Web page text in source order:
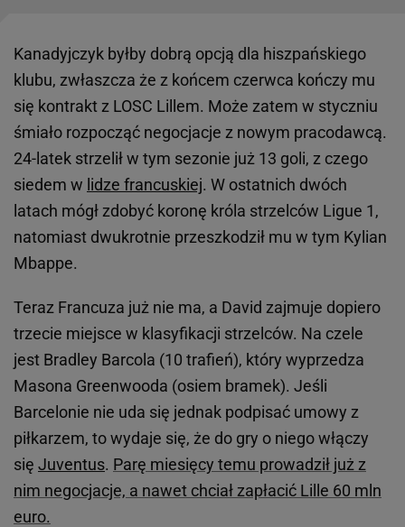
Kanadyjczyk byłby dobrą opcją dla hiszpańskiego
klubu, zwłaszcza że z końcem czerwca kończy mu
się kontrakt z LOSC Lillem. Może zatem w styczniu
śmiało rozpocząć negocjacje z nowym pracodawcą.
24-latek strzelił w tym sezonie już 13 goli, z czego
siedem w lidze francuskiej. W ostatnich dwóch
latach mógł zdobyć koronę króla strzelców Ligue 1,
natomiast dwukrotnie przeszkodził mu w tym Kylian
Mbappe.
Teraz Francuza już nie ma, a David zajmuje dopiero
trzecie miejsce w klasyfikacji strzelców. Na czele
jest Bradley Barcola (10 trafień), który wyprzedza
Masona Greenwooda (osiem bramek). Jeśli
Barcelonie nie uda się jednak podpisać umowy z
piłkarzem, to wydaje się, że do gry o niego włączy
się Juventus. Parę miesięcy temu prowadził już z
nim negocjacje, a nawet chciał zapłacić Lille 60 mln
euro.